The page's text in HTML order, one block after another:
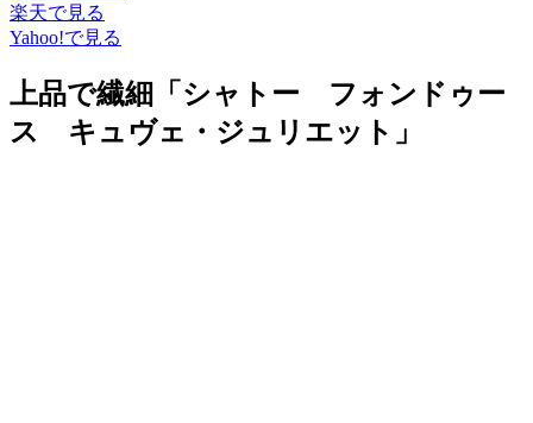
楽天で見る
Yahoo!で見る
上品で繊細「シャトー フォンドゥー
ス キュヴェ・ジュリエット」